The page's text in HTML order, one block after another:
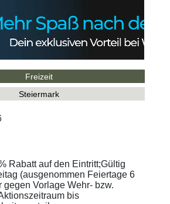
Freizeit
Steiermark
Rabatt auf den Eintritt;Gültig
(ausgenommen Feiertage 6
gegen Vorlage Wehr- bzw.
bis